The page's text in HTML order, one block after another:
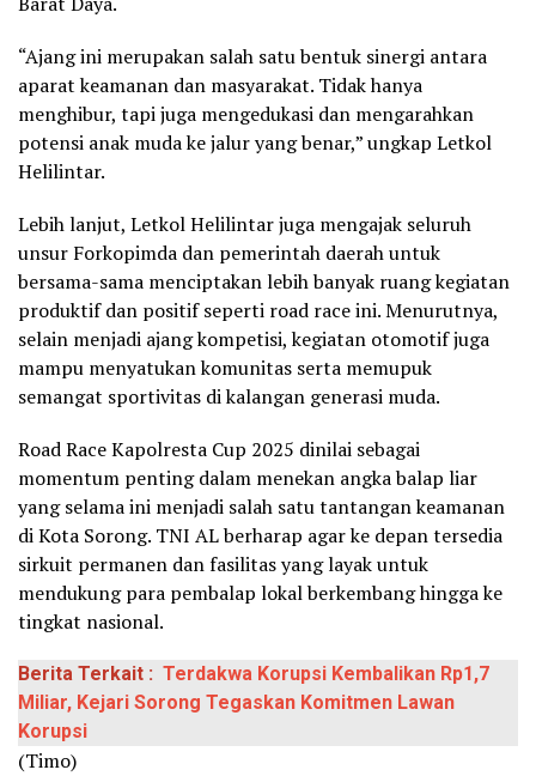
“Ajang ini merupakan salah satu bentuk sinergi antara
aparat keamanan dan masyarakat. Tidak hanya
menghibur, tapi juga mengedukasi dan mengarahkan
potensi anak muda ke jalur yang benar,” ungkap Letkol
Helilintar.
Lebih lanjut, Letkol Helilintar juga mengajak seluruh
unsur Forkopimda dan pemerintah daerah untuk
bersama-sama menciptakan lebih banyak ruang kegiatan
produktif dan positif seperti road race ini. Menurutnya,
selain menjadi ajang kompetisi, kegiatan otomotif juga
mampu menyatukan komunitas serta memupuk
semangat sportivitas di kalangan generasi muda.
Road Race Kapolresta Cup 2025 dinilai sebagai
momentum penting dalam menekan angka balap liar
yang selama ini menjadi salah satu tantangan keamanan
di Kota Sorong. TNI AL berharap agar ke depan tersedia
sirkuit permanen dan fasilitas yang layak untuk
mendukung para pembalap lokal berkembang hingga ke
tingkat nasional.
Berita Terkait : Terdakwa Korupsi Kembalikan Rp1,7
Miliar, Kejari Sorong Tegaskan Komitmen Lawan
Korupsi
(Timo)